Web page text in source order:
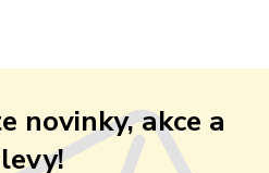
novinky, akce a